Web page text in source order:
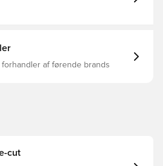
af førende brands
cut